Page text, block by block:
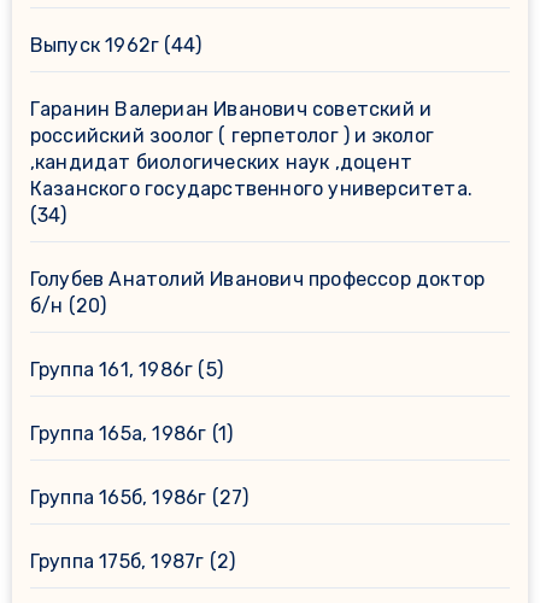
Выпуск 1962г (44)
Гаранин Валериан Иванович советский и
российский зоолог ( герпетолог ) и эколог
,кандидат биологических наук ,доцент
Казанского государственного университета.
(34)
Голубев Анатолий Иванович профессор доктор
б/н (20)
Группа 161, 1986г (5)
Группа 165а, 1986г (1)
Группа 165б, 1986г (27)
Группа 175б, 1987г (2)